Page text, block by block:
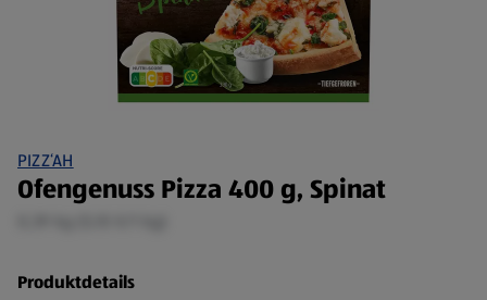
PIZZ‘AH
Ofengenuss Pizza 400 g, Spinat
Produktdetails